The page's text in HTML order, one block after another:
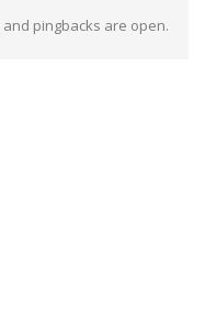
and pingbacks are open.